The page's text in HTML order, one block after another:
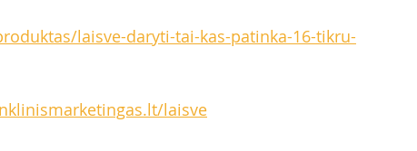
laisve-daryti-tai-kas-patinka-16-tikru-
laisve